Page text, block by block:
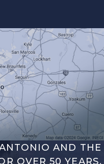
AND THE
OVER 50 YEARS.